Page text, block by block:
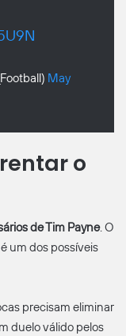
May
o
de Tim Payne. O
um dos possíveis
precisam eliminar
duelo válido pelos